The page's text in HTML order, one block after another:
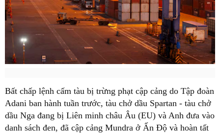
Bất chấp lệnh cấm tàu bị trừng phạt cập cảng do Tập đoàn
Adani ban hành tuần trước, tàu chở dầu Spartan - tàu chở
dầu Nga đang bị Liên minh châu Âu (EU) và Anh đưa vào
danh sách đen, đã cập cảng Mundra ở Ấn Độ và hoàn tất